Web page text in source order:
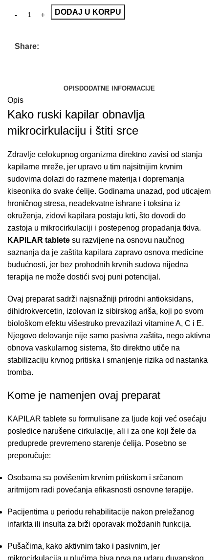
DODAJ U KORPU
Share:
OPIS DODATNE INFORMACIJE
Opis
Kako ruski kapilar obnavlja
mikrocirkulaciju i štiti srce
Zdravlje celokupnog organizma direktno zavisi od stanja
kapilarne mreže, jer upravo u tim najsitnijim krvnim
sudovima dolazi do razmene materija i dopremanja
kiseonika do svake ćelije. Godinama unazad, pod uticajem
hroničnog stresa, neadekvatne ishrane i toksina iz
okruženja, zidovi kapilara postaju krti, što dovodi do
zastoja u mikrocirkulaciji i postepenog propadanja tkiva.
KAPILAR tablete su razvijene na osnovu naučnog
saznanja da je zaštita kapilara zapravo osnova medicine
budućnosti, jer bez prohodnih krvnih sudova nijedna
terapija ne može dostići svoj puni potencijal.
Ovaj preparat sadrži najsnažniji prirodni antioksidans,
dihidrokvercetin, izolovan iz sibirskog ariša, koji po svom
biološkom efektu višestruko prevazilazi vitamine A, C i E.
Njegovo delovanje nije samo pasivna zaštita, nego aktivna
obnova vaskularnog sistema, što direktno utiče na
stabilizaciju krvnog pritiska i smanjenje rizika od nastanka
tromba.
Kome je namenjen ovaj preparat
KAPILAR tablete su formulisane za ljude koji već osećaju
posledice narušene cirkulacije, ali i za one koji žele da
preduprede prevremeno starenje ćelija. Posebno se
preporučuje:
Osobama sa povišenim krvnim pritiskom i srčanom
aritmijom radi povećanja efikasnosti osnovne terapije.
Pacijentima u periodu rehabilitacije nakon preležanog
infarkta ili insulta za brži oporavak moždanih funkcija.
Pušačima, kako aktivnim tako i pasivnim, jer
mikrocirkulacija u plućima biva prva na udaru duvanskog